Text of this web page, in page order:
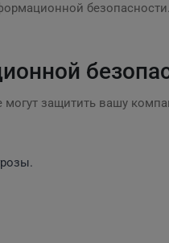
могут защитить вашу